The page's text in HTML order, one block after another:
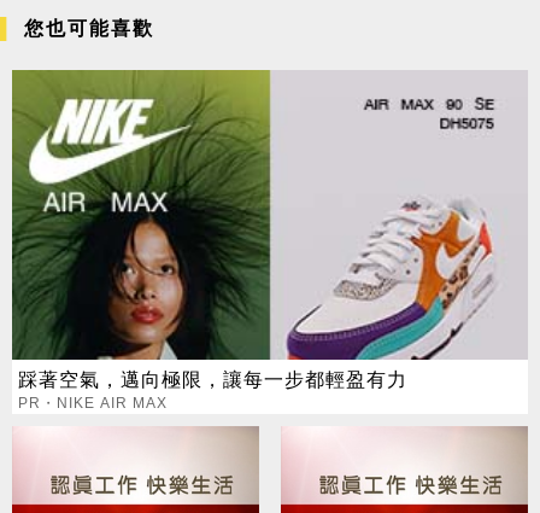
您也可能喜歡
踩著空氣，邁向極限，讓每一步都輕盈有力
PR・NIKE AIR MAX